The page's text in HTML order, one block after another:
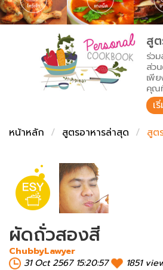
เคล็ดลับน่ารู้
เปรียบเทียบหน่วยการตวง
เปรียบเทียบอุณหภูมิ
เปรียบเทียบน้ำหนักวัตถุดิบ
FoodPedia
สร้าง Cookbook
สู
ร่ว
ส่ว
เพี
คุณ
เ
หน้าหลัก
สูตรอาหารล่าสุด สูต
ผัดถั่วสองสี
ChubbyLawyer
31 Oct 2567 15:20:57
1851